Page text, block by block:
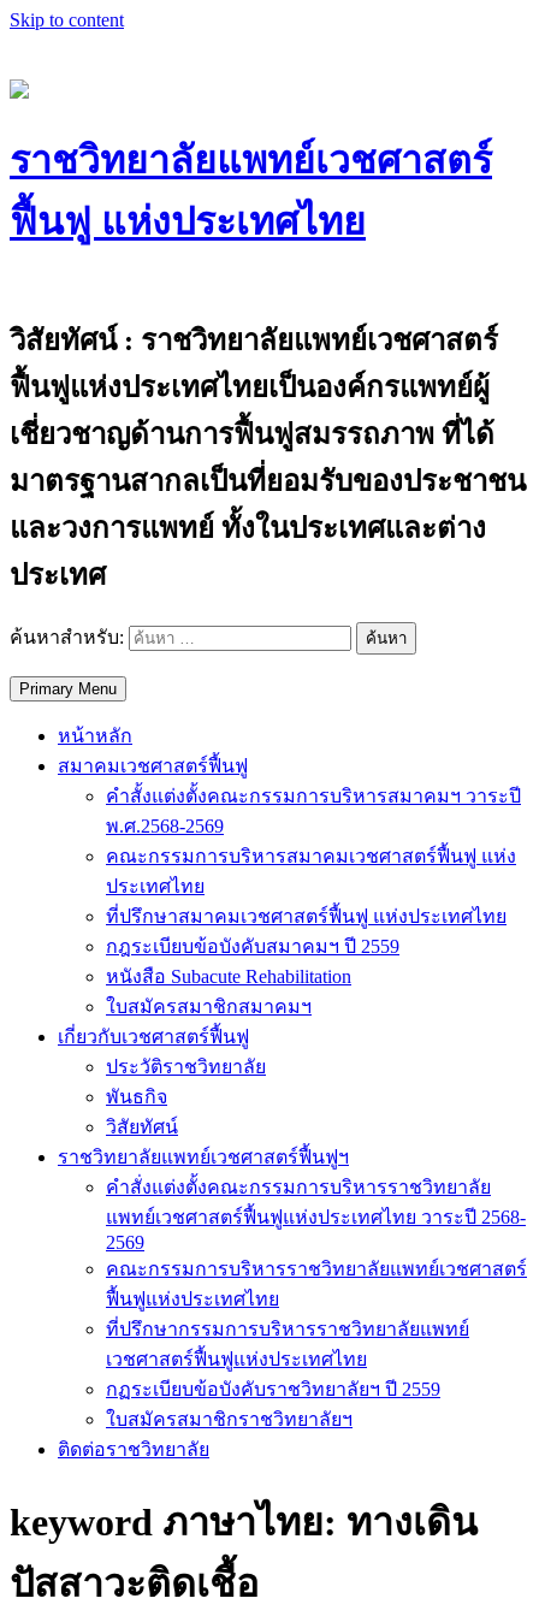
Skip to content
ราชวิทยาลัยแพทย์เวชศาสตร์
ฟื้นฟู แห่งประเทศไทย
วิสัยทัศน์ : ราชวิทยาลัยแพทย์เวชศาสตร์
ฟื้นฟูแห่งประเทศไทยเป็นองค์กรแพทย์ผู้
เชี่ยวชาญด้านการฟื้นฟูสมรรถภาพ ที่ได้
มาตรฐานสากลเป็นที่ยอมรับของประชาชน
และวงการแพทย์ ทั้งในประเทศและต่าง
ประเทศ
ค้นหาสำหรับ:
Primary Menu
หน้าหลัก
สมาคมเวชศาสตร์ฟื้นฟู
คำสั้งแต่งตั้งคณะกรรมการบริหารสมาคมฯ วาระปี
พ.ศ.2568-2569
คณะกรรมการบริหารสมาคมเวชศาสตร์ฟื้นฟู แห่ง
ประเทศไทย
ที่ปรึกษาสมาคมเวชศาสตร์ฟื้นฟู แห่งประเทศไทย
กฎระเบียบข้อบังคับสมาคมฯ ปี 2559
หนังสือ Subacute Rehabilitation
ใบสมัครสมาชิกสมาคมฯ
เกี่ยวกับเวชศาสตร์ฟื้นฟู
ประวัติราชวิทยาลัย
พันธกิจ
วิสัยทัศน์
ราชวิทยาลัยแพทย์เวชศาสตร์ฟื้นฟูฯ
คำสั่งแต่งตั้งคณะกรรมการบริหารราชวิทยาลัย
แพทย์เวชศาสตร์ฟื้นฟูแห่งประเทศไทย วาระปี 2568-
2569
คณะกรรมการบริหารราชวิทยาลัยแพทย์เวชศาสตร์
ฟื้นฟูแห่งประเทศไทย
ที่ปรึกษากรรมการบริหารราชวิทยาลัยแพทย์
เวชศาสตร์ฟื้นฟูแห่งประเทศไทย
กฏระเบียบข้อบังคับราชวิทยาลัยฯ ปี 2559
ใบสมัครสมาชิกราชวิทยาลัยฯ
ติดต่อราชวิทยาลัย
keyword ภาษาไทย: ทางเดิน
ปัสสาวะติดเชื้อ